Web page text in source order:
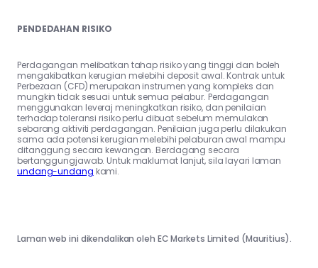
PENDEDAHAN RISIKO
Perdagangan melibatkan tahap risiko yang tinggi dan boleh
mengakibatkan kerugian melebihi deposit awal. Kontrak untuk
Perbezaan (CFD) merupakan instrumen yang kompleks dan
mungkin tidak sesuai untuk semua pelabur. Perdagangan
menggunakan leveraj meningkatkan risiko, dan penilaian
terhadap toleransi risiko perlu dibuat sebelum memulakan
sebarang aktiviti perdagangan. Penilaian juga perlu dilakukan
sama ada potensi kerugian melebihi pelaburan awal mampu
ditanggung secara kewangan. Berdagang secara
bertanggungjawab. Untuk maklumat lanjut, sila layari laman
undang-undang kami.
Laman web ini dikendalikan oleh EC Markets Limited (Mauritius).